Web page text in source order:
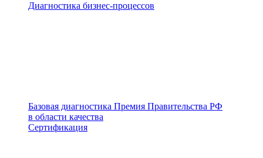
Диагностика бизнес-процессов
Базовая диагностика Премия Правительства РФ
в области качества
Сертификация